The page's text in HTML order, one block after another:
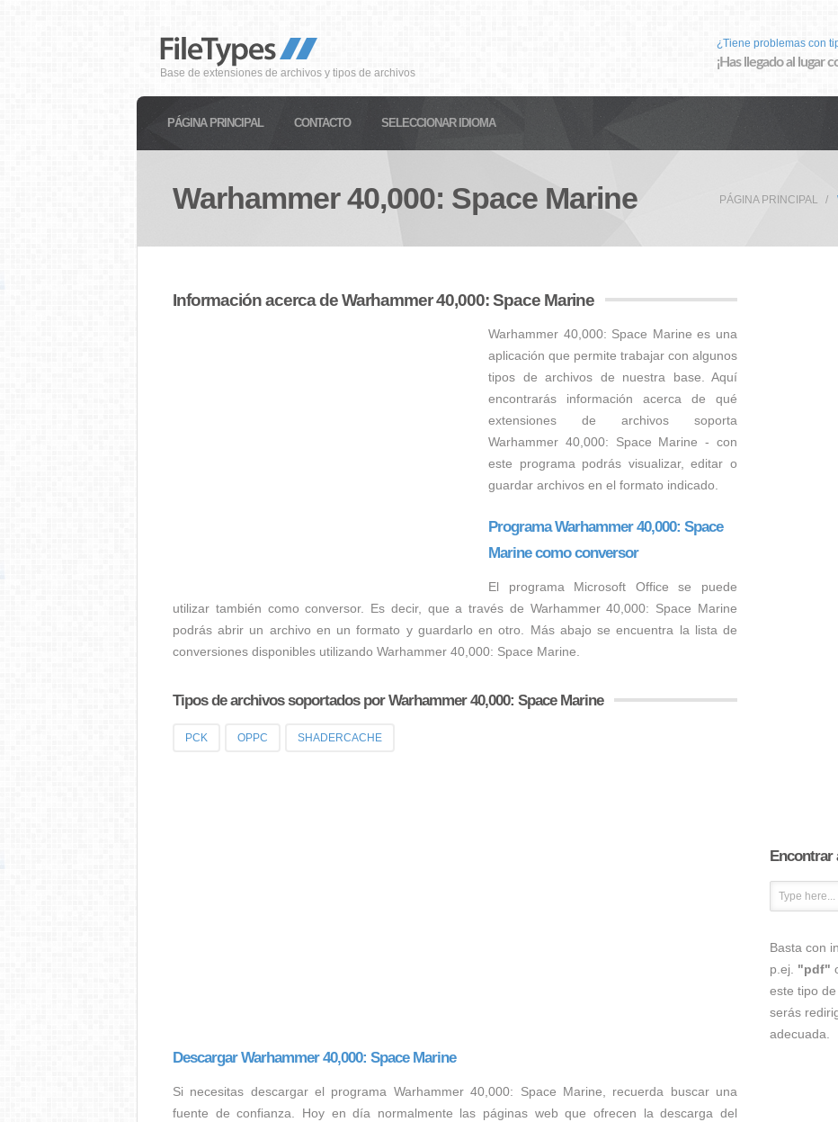
Base de extensiones de archivos y tipos de archivos
¿Tiene problemas con
¡Has llegado al lugar
PÁGINA PRINCIPAL CONTACTO SELECCIONAR IDIOMA
Warhammer 40,000: Space Marine PÁGINA PRINCIPAL
Información acerca de Warhammer 40,000: Space Marine
Warhammer 40,000: Space Marine es una
aplicación que permite trabajar con algunos
tipos de archivos de nuestra base. Aquí
encontrarás información acerca de qué
extensiones de archivos soporta
Warhammer 40,000: Space Marine - con
este programa podrás visualizar, editar o
guardar archivos en el formato indicado.
Programa Warhammer 40,000: Space
Marine como conversor
El programa Microsoft Office se puede
utilizar también como conversor. Es decir, que a través de Warhammer 40,000: Space Marine
podrás abrir un archivo en un formato y guardarlo en otro. Más abajo se encuentra la lista de
conversiones disponibles utilizando Warhammer 40,000: Space Marine.
Tipos de archivos soportados por Warhammer 40,000: Space Marine
PCK OPPC SHADERCACHE
Descargar Warhammer 40,000: Space Marine
Si necesitas descargar el programa Warhammer 40,000: Space Marine, recuerda buscar una
fuente de confianza. Hoy en día normalmente las páginas web que ofrecen la descarga del
Encontrar
Basta con
p.ej. "pdf"
este tipo
serás
adecuada.